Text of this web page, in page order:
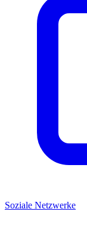
Soziale Netzwerke